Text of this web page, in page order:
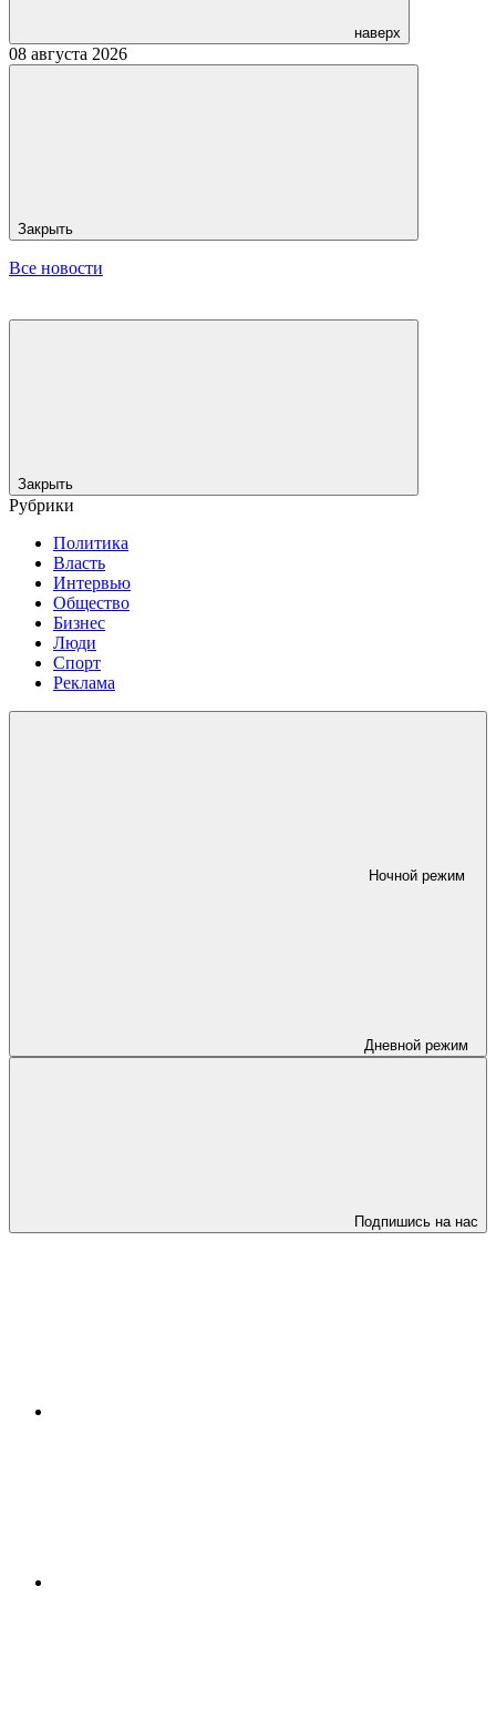
наверх
08 августа 2026
Закрыть
Все новости
Закрыть
Рубрики
Политика
Власть
Интервью
Общество
Бизнес
Люди
Спорт
Реклама
Ночной режим
Дневной режим
Подпишись на нас